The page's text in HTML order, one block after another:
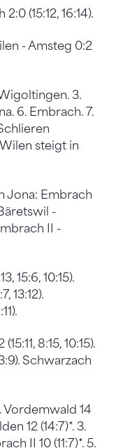
(15:12, 16:14).
- Amsteg 0:2
3.
6. Embrach. 7.
steigt in
Jona: Embrach
Bäretswil -
II -
15:6, 10:15).
13:12).
8:15, 10:15).
Schwarzach
Vordemwald 14
12 (14:7)*. 3.
II 10 (11:7)*. 5.